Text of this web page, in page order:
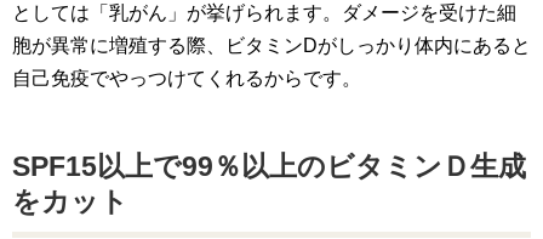
としては「乳がん」が挙げられます。ダメージを受けた細
胞が異常に増殖する際、ビタミンDがしっかり体内にあると
自己免疫でやっつけてくれるからです。
SPF15以上で99％以上のビタミンＤ生成
をカット